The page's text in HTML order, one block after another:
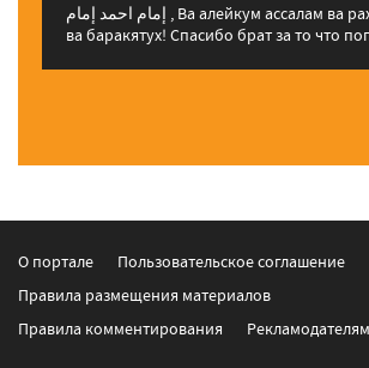
إمام احمد إمام , Ва алейкум ассалам ва рахматуЛлахи
ва баракятух! Спасибо брат за то что
О портале
Пользовательское соглашение
Правила размещения материалов
Правила комментирования
Рекламодателям